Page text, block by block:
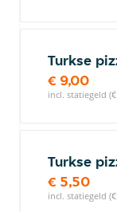
Turkse
€ 9,00
incl. statiegeld
Turkse
€ 5,50
incl. statiegeld